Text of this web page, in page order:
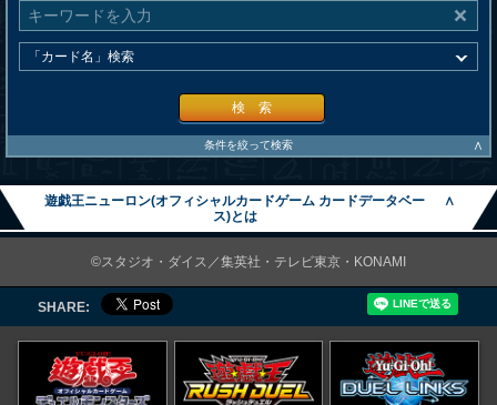
検 索
条件を絞って検索 ∧
遊戯王ニューロン(オフィシャルカードゲーム カードデータベー
ス)とは
∧
©スタジオ・ダイス／集英社・テレビ東京・KONAMI
SHARE: